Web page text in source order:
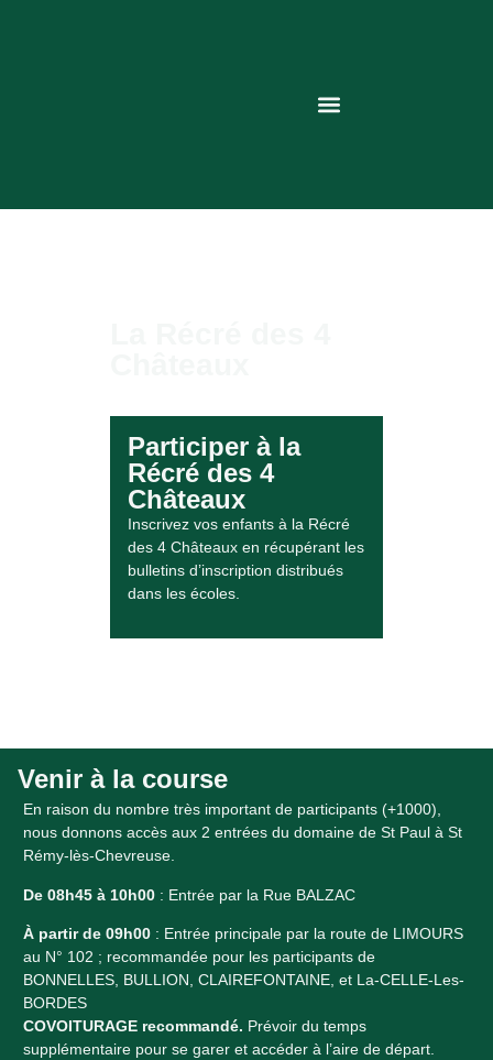
Participer à la
Récré des 4
Châteaux
Inscrivez vos enfants à la Récré
des 4 Châteaux en récupérant les
bulletins d’inscription distribués
dans les écoles.
Venir à la course​
En raison du nombre très important de participants (+1000),
nous donnons accès aux 2 entrées du domaine de St Paul à St
Rémy-lès-Chevreuse.
De 08h45 à 10h00 : Entrée par la Rue BALZAC
À partir de 09h00 : Entrée principale par la route de LIMOURS
au N° 102 ; recommandée pour les participants de
BONNELLES, BULLION, CLAIREFONTAINE, et La-CELLE-Les-
BORDES
COVOITURAGE recommandé. Prévoir du temps
supplémentaire pour se garer et accéder à l’aire de départ.